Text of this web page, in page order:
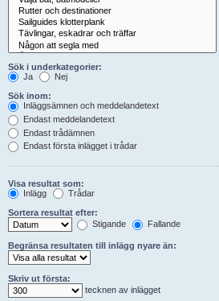
Sök i underkategorier:
Ja
Nej
Sök inom:
Inläggsämnen och meddelandetext
Endast meddelandetext
Endast trådämnen
Endast första inlägget i trådar
Visa resultat som:
Inlägg
Trådar
Sortera resultat efter:
Stigande
Fallande
Begränsa resultaten till inlägg nyare än:
Skriv ut första:
tecknen av inlägget